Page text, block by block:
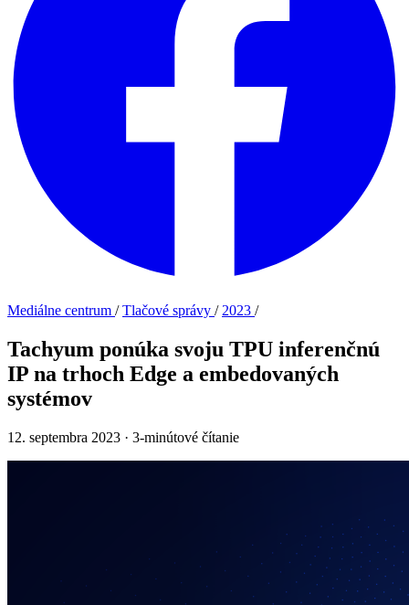
Mediálne centrum /Tlačové správy / 2023 /
Tachyum ponúka svoju TPU inferenčnú
IP na trhoch Edge a embedovaných
systémov
12. septembra 2023 · 3-minútové čítanie